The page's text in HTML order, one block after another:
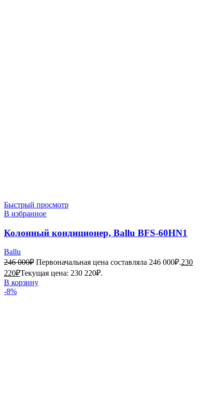
Быстрый просмотр
В избранное
Колонный кондиционер, Ballu BFS-60HN1
Ballu
246 000₽ Первоначальная цена составляла 246 000₽.230
220₽Текущая цена: 230 220₽.
В корзину
-8%